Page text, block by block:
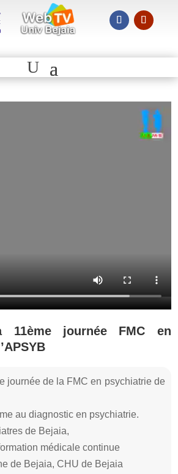
11ème journée FMC en
journée de la FMC en psychiatrie de
au diagnostic en psychiatrie.
de Bejaia,
médicale continue
de Bejaia, CHU de Bejaia